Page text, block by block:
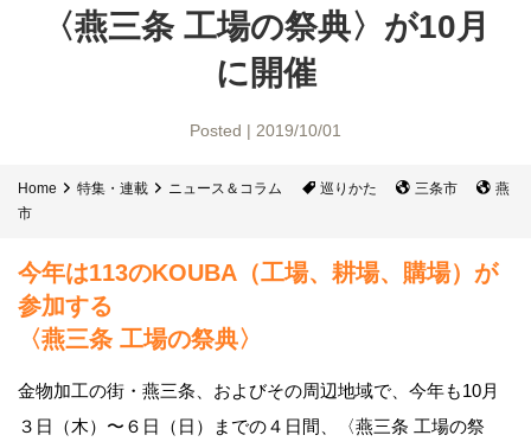
〈燕三条 工場の祭典〉が10月
に開催
Posted | 2019/10/01
Home 特集・連載 ニュース＆コラム 巡りかた 三条市
燕
市
今年は113のKOUBA（工場、耕場、購場）が
参加する
〈燕三条 工場の祭典〉
金物加工の街・燕三条、およびその周辺地域で、今年も10月
３日（木）〜６日（日）までの４日間、〈燕三条 工場の祭